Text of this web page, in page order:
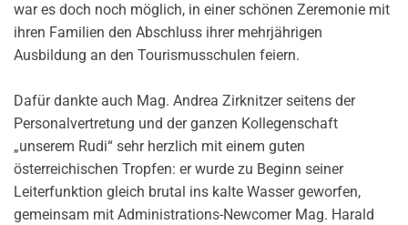
war es doch noch möglich, in einer schönen Zeremonie mit
ihren Familien den Abschluss ihrer mehrjährigen
Ausbildung an den Tourismusschulen feiern.
Dafür dankte auch Mag. Andrea Zirknitzer seitens der
Personalvertretung und der ganzen Kollegenschaft
„unserem Rudi“ sehr herzlich mit einem guten
österreichischen Tropfen: er wurde zu Beginn seiner
Leiterfunktion gleich brutal ins kalte Wasser geworfen,
gemeinsam mit Administrations-Newcomer Mag. Harald